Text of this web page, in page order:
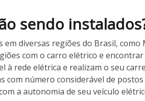
sendo
diversas regiões do Brasil, como
com o carro elétrico e
à rede elétrica e realizam o seu
com número considerável de
a autonomia de seu veículo